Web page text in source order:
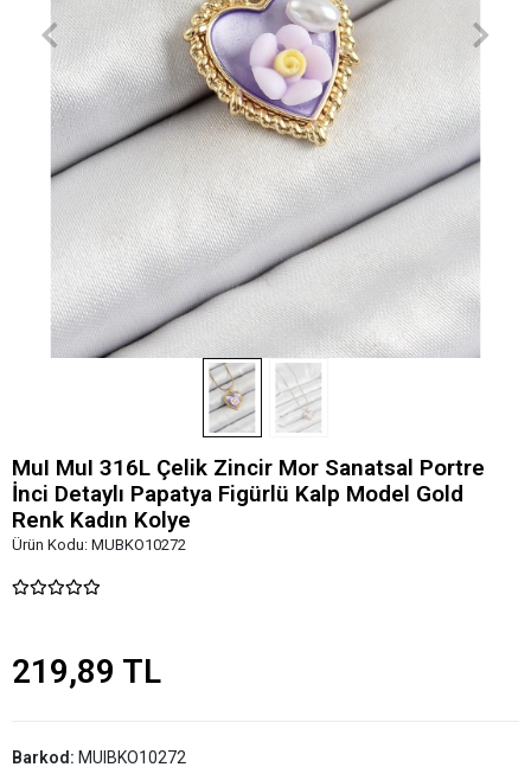
MuI MuI 316L Çelik Zincir Mor Sanatsal Portre
İnci Detaylı Papatya Figürlü Kalp Model Gold
Renk Kadın Kolye
Ürün Kodu: MUBKO10272
219,89 TL
Barkod: MUIBKO10272